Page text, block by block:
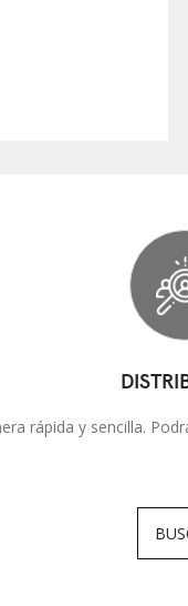
rápida y sencilla.